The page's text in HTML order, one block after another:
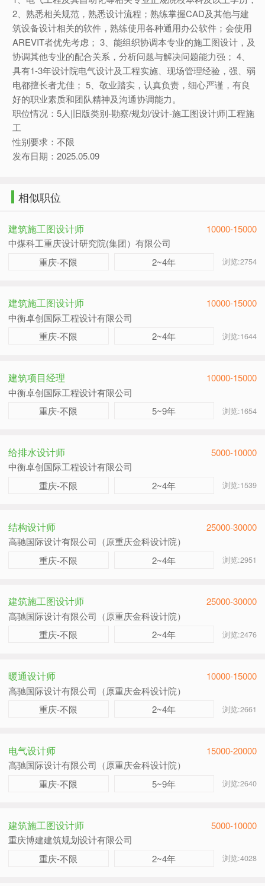
2、熟悉相关规范，熟悉设计流程；熟练掌握CAD及其他与建
筑设备设计相关的软件，熟练使用各种通用办公软件；会使用
AREVIT者优先考虑； 3、能组织协调本专业的施工图设计，及
协调其他专业的配合关系，分析问题与解决问题能力强； 4、
具有1-3年设计院电气设计及工程实施、现场管理经验，强、弱
电都擅长者尤佳； 5、敬业踏实，认真负责，细心严谨，有良
好的职业素质和团队精神及沟通协调能力。
职位情况：5人|旧版类别-勘察/规划/设计-施工图设计师|工程施
工
性别要求：不限
发布日期：2025.05.09
相似职位
建筑施工图设计师
10000-15000
中煤科工重庆设计研究院(集团）有限公司
重庆-不限
2~4年 浏览:2754
建筑施工图设计师
10000-15000
中衡卓创国际工程设计有限公司
重庆-不限
2~4年 浏览:1644
建筑项目经理
10000-15000
中衡卓创国际工程设计有限公司
重庆-不限
5~9年 浏览:1654
给排水设计师
5000-10000
中衡卓创国际工程设计有限公司
重庆-不限
2~4年 浏览:1539
结构设计师
25000-30000
高驰国际设计有限公司（原重庆金科设计院）
重庆-不限
2~4年 浏览:2951
建筑施工图设计师
25000-30000
高驰国际设计有限公司（原重庆金科设计院）
重庆-不限
2~4年 浏览:2476
暖通设计师
10000-15000
高驰国际设计有限公司（原重庆金科设计院）
重庆-不限
2~4年 浏览:2661
电气设计师
15000-20000
高驰国际设计有限公司（原重庆金科设计院）
重庆-不限
5~9年 浏览:2640
建筑施工图设计师
5000-10000
重庆博建建筑规划设计有限公司
重庆-不限
2~4年 浏览:4028